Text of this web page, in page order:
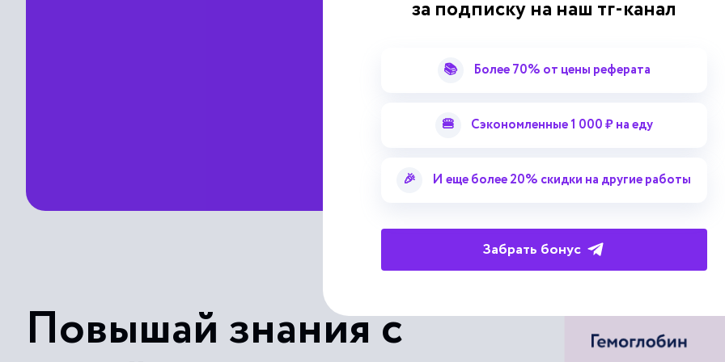
Нагрузка электроагрегата
Перегрузка электроагрегата
Развертывание
Свертывание электроагрегата
Эксплуатация электроагрегата
Аварийная защита
Аварийный режим
Автоматизированный
Повышай знания с
за подписку на наш тг-канал
📚 Более 70% от цены реферата
🍔 Сэкономленные 1 000 ₽ на еду
🎉 И еще более 20% скидки на другие работы
Забрать бонус